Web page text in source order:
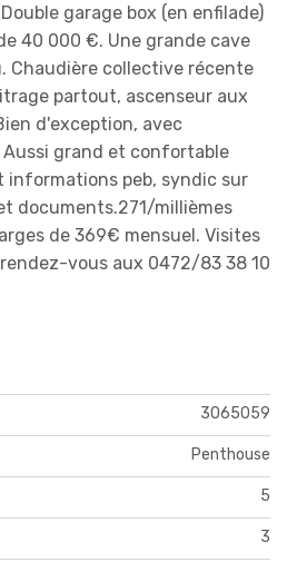
garage box (en enfilade)
40 000 €. Une grande cave
Chaudière collective récente
partout, ascenseur aux
d'exception, avec
grand et confortable
informations peb, syndic sur
documents.271/millièmes
de 369€ mensuel. Visites
vous aux 0472/83 38 10
3065059
Penthouse
5
3